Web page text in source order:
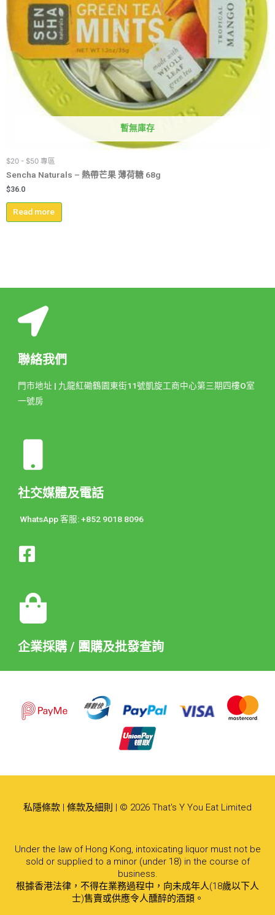
暫無庫存
$20 - $50 專區
Sencha Naturals – 熱帶芒果 薄荷糖 68g
$36.0
Read more
聯絡我們
門市地址 | 九龍紅磡鶴園東街11號凱旋工商中心第三期四樓O室
一號房
社交媒體及電話
WhatsApp 客服: +852 9018 8096
企業採購 / 團購及批發查詢
私隱條款 | 條款及細則 | © 2026 That's Y You Eat Limited
Under the law of Hong Kong, intoxicating liquor must not be
sold or supplied to a minor (under 18) in the course of
business.
根據香港法律，不得在業務過程中，向未成年人(18歲以下人
士)售賣或供應令人醺醉的酒類。